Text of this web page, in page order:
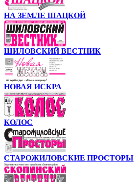
НА ЗЕМЛЕ ШАЦКОЙ
ШИЛОВСКИЙ ВЕСТНИК
НОВАЯ ИСКРА
КОЛОС
СТАРОЖИЛОВСКИЕ ПРОСТОРЫ